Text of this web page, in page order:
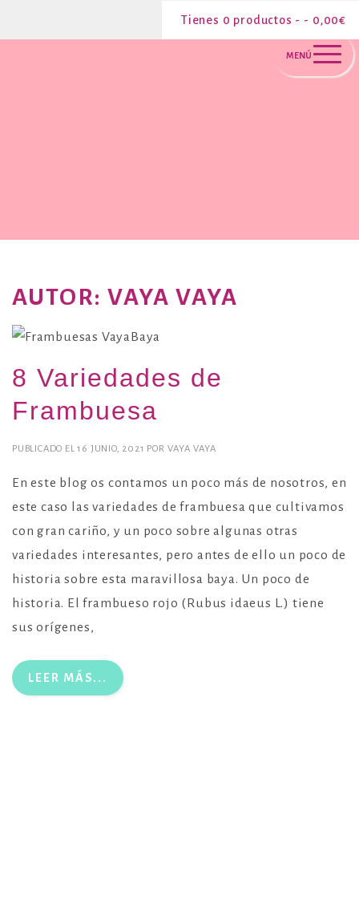
0 productos - 0,00€
AUTOR: VAYA VAYA
8 Variedades de
Frambuesa
PUBLICADO EL16 JUNIO, 2021 POR VAYA VAYA
En este blog os contamos un poco más de nosotros, en
este caso las variedades de frambuesa que cultivamos
con gran cariño, y un poco sobre algunas otras
variedades interesantes, pero antes de ello un poco de
historia sobre esta maravillosa baya. Un poco de
historia. El frambueso rojo (Rubus idaeus L.) tiene
sus orígenes,
LEER MÁS...
MENÚ